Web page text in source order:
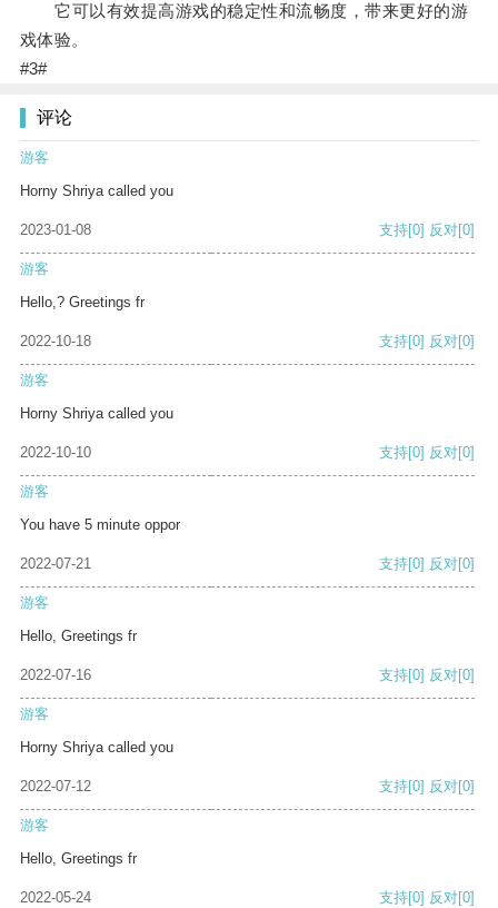
它可以有效提高游戏的稳定性和流畅度，带来更好的游
戏体验。
#3#
评论
游客
Horny Shriya called you
2023-01-08 支持[0] 反对[0]
游客
Hello,? Greetings fr
2022-10-18 支持[0] 反对[0]
游客
Horny Shriya called you
2022-10-10 支持[0] 反对[0]
游客
You have 5 minute oppor
2022-07-21 支持[0] 反对[0]
游客
Hello, Greetings fr
2022-07-16 支持[0] 反对[0]
游客
Horny Shriya called you
2022-07-12 支持[0] 反对[0]
游客
Hello, Greetings fr
2022-05-24 支持[0] 反对[0]